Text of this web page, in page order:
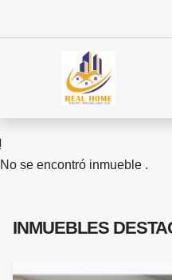
No se encontró inmueble .
INMUEBLES